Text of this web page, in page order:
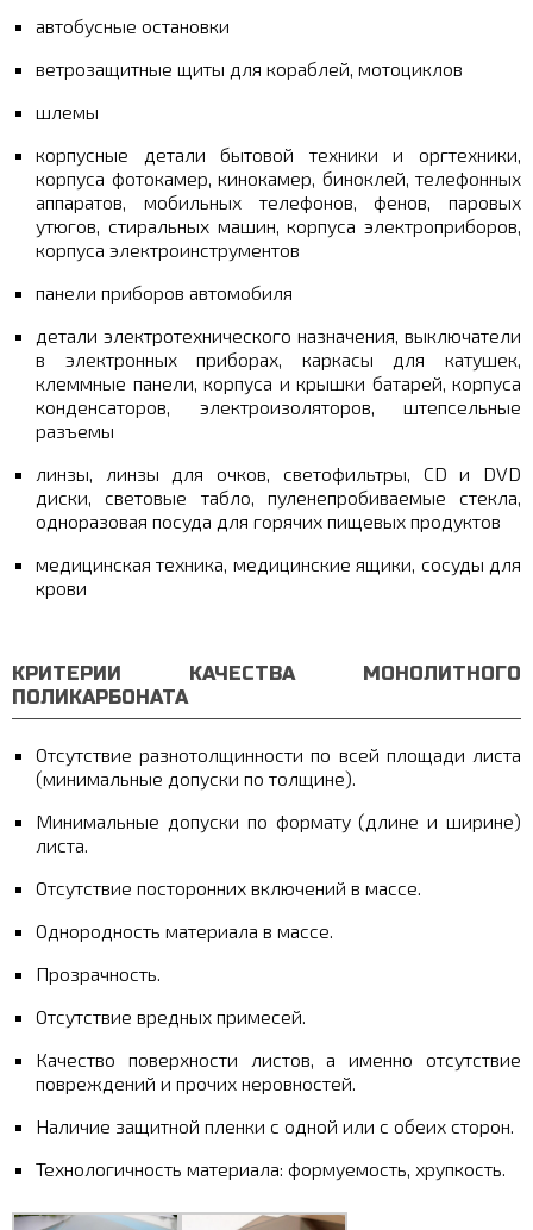
автобусные остановки
ветрозащитные щиты для кораблей, мотоциклов
шлемы
корпусные детали бытовой техники и оргтехники,
корпуса фотокамер, кинокамер, биноклей, телефонных
аппаратов, мобильных телефонов, фенов, паровых
утюгов, стиральных машин, корпуса электроприборов,
корпуса электроинструментов
панели приборов автомобиля
детали электротехнического назначения, выключатели
в электронных приборах, каркасы для катушек,
клеммные панели, корпуса и крышки батарей, корпуса
конденсаторов, электроизоляторов, штепсельные
разъемы
линзы, линзы для очков, светофильтры, CD и DVD
диски, световые табло, пуленепробиваемые стекла,
одноразовая посуда для горячих пищевых продуктов
медицинская техника, медицинские ящики, сосуды для
крови
КРИТЕРИИ КАЧЕСТВА МОНОЛИТНОГО
ПОЛИКАРБОНАТА
Отсутствие разнотолщинности по всей площади листа
(минимальные допуски по толщине).
Минимальные допуски по формату (длине и ширине)
листа.
Отсутствие посторонних включений в массе.
Однородность материала в массе.
Прозрачность.
Отсутствие вредных примесей.
Качество поверхности листов, а именно отсутствие
повреждений и прочих неровностей.
Наличие защитной пленки с одной или с обеих сторон.
Технологичность материала: формуемость, хрупкость.